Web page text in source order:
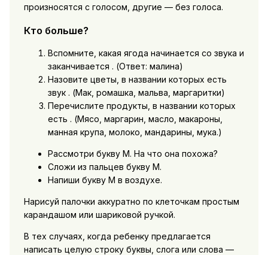
произносятся с голосом, другие — без голоса.
Кто больше?
Вспомните, какая ягода начинается со звука и
заканчивается . (Ответ: малина)
Назовите цветы, в названии которых есть
звук . (Мак, ромашка, мальва, маргаритки)
Перечислите продукты, в названии которых
есть . (Мясо, маргарин, масло, макароны,
манная крупа, молоко, мандарины, мука.)
Рассмотри букву М. На что она похожа?
Сложи из пальцев букву М.
Напиши букву М в воздухе.
Нарисуй палочки аккуратно по клеточкам простым
карандашом или шариковой ручкой.
В тех случаях, когда ребенку предлагается
написать целую строку буквы, слога или слова —